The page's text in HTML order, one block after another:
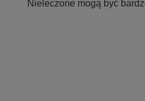
Nieleczone mogą być